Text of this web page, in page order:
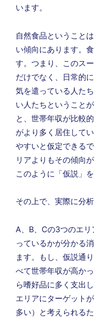
います。
自然食品ということ
い傾向にあります。
す。つまり、このス
だけでなく、日常的
気を遣っている人た
い人たちということ
と、世帯年収が比較
がより多く居住して
やすいと仮定できる
リアよりもその傾向
このように「仮説」
その上で、実際に分
A、B、Cの3つのエ
っているかが分かる
ます。もし、仮説通
べて世帯年収が高か
ら嗜好品に多く支出
エリアにターゲット
多い）と考えられる